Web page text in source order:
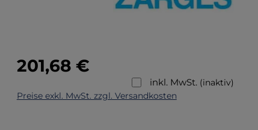
Regulärer Preis:
201,68 €
inkl. MwSt. (inaktiv)
Preise exkl. MwSt. zzgl. Versandkosten